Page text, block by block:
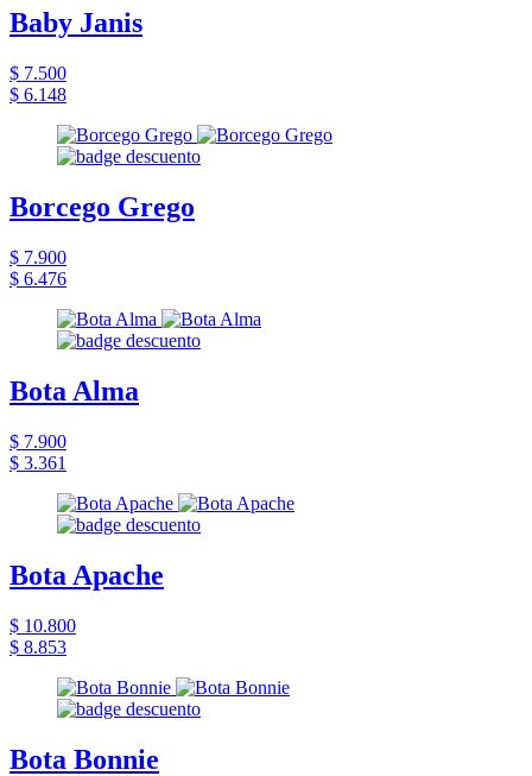
Baby Janis
$ 7.500
$ 6.148
Borcego Grego
$ 7.900
$ 6.476
Bota Alma
$ 7.900
$ 3.361
Bota Apache
$ 10.800
$ 8.853
Bota Bonnie